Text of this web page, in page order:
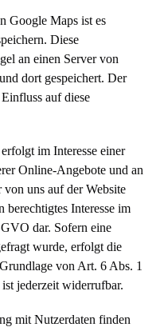
Google Maps ist es
Diese
an einen Server von
dort gespeichert. Der
auf diese
im Interesse einer
Online-Angebote und an
uns auf der Website
berechtigtes Interesse im
dar. Sofern eine
wurde, erfolgt die
von Art. 6 Abs. 1
jederzeit widerrufbar.
mit Nutzerdaten finden